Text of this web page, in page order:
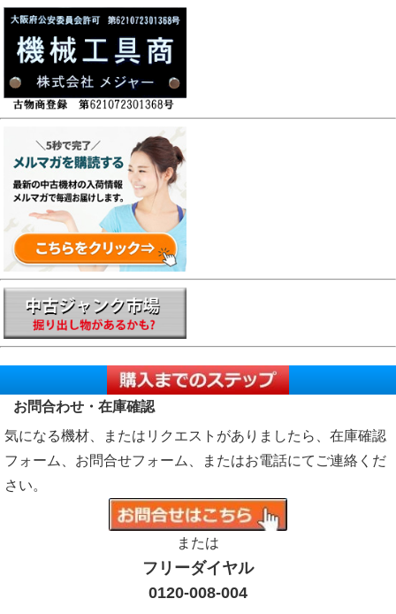
お問合わせ・在庫確認
気になる機材、またはリクエストがありましたら、在庫確認
フォーム、お問合せフォーム、またはお電話にてご連絡くだ
さい。
または
フリーダイヤル
0120-008-004